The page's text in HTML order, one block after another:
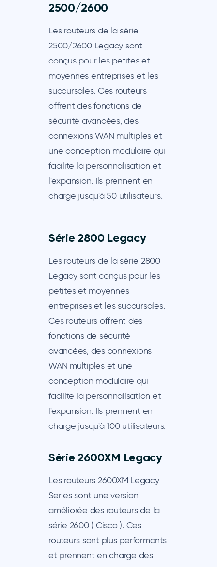
2500/2600
Les routeurs de la série
2500/2600 Legacy sont
conçus pour les petites et
moyennes entreprises et les
succursales. Ces routeurs
offrent des fonctions de
sécurité avancées, des
connexions WAN multiples et
une conception modulaire qui
facilite la personnalisation et
l'expansion. Ils prennent en
charge jusqu'à 50 utilisateurs.
Série 2800 Legacy
Les routeurs de la série 2800
Legacy sont conçus pour les
petites et moyennes
entreprises et les succursales.
Ces routeurs offrent des
fonctions de sécurité
avancées, des connexions
WAN multiples et une
conception modulaire qui
facilite la personnalisation et
l'expansion. Ils prennent en
charge jusqu'à 100 utilisateurs.
Série 2600XM Legacy
Les routeurs 2600XM Legacy
Series sont une version
améliorée des routeurs de la
série 2600 ( Cisco ). Ces
routeurs sont plus performants
et prennent en charge des